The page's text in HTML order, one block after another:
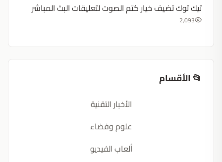
تيك توك تضيف خيار كتم الصوت لتعليقات البث المباشر
2,093
📂 الأقسام
الأخبار التقنية
علوم وفضاء
ألعاب الفيديو